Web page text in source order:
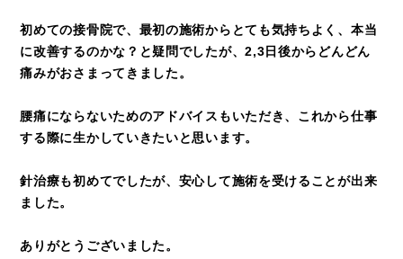
初めての接骨院で、最初の施術からとても気持ちよく、本当
に改善するのかな？と疑問でしたが、2,3日後からどんどん
痛みがおさまってきました。
腰痛にならないためのアドバイスもいただき、これから仕事
する際に生かしていきたいと思います。
針治療も初めてでしたが、安心して施術を受けることが出来
ました。
ありがとうございました。